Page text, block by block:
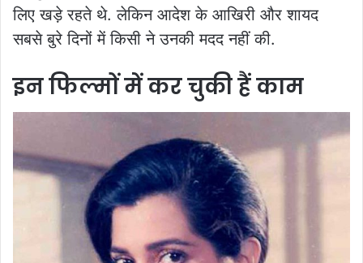
लिए खड़े रहते थे. लेकिन आदेश के आखिरी और शायद
सबसे बुरे दिनों में किसी ने उनकी मदद नहीं की.
इन फिल्मों में कर चुकी हैं काम